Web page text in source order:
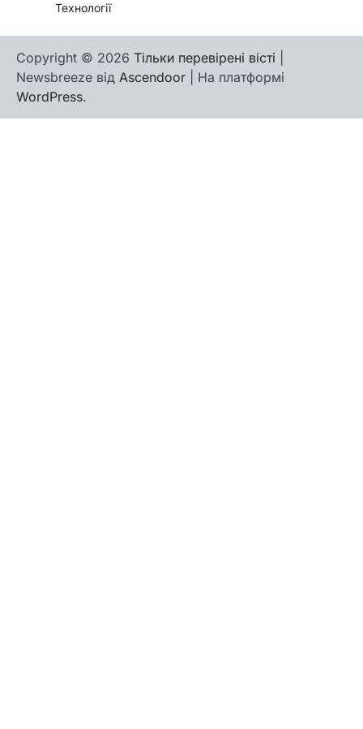
Технології
Copyright © 2026 Тільки перевірені вісті
Newsbreeze від Ascendoor | На платформі
WordPress.